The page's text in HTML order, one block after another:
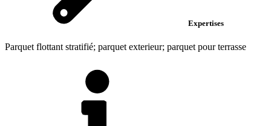
Expertises
Parquet flottant stratifié; parquet exterieur; parquet pour terrasse